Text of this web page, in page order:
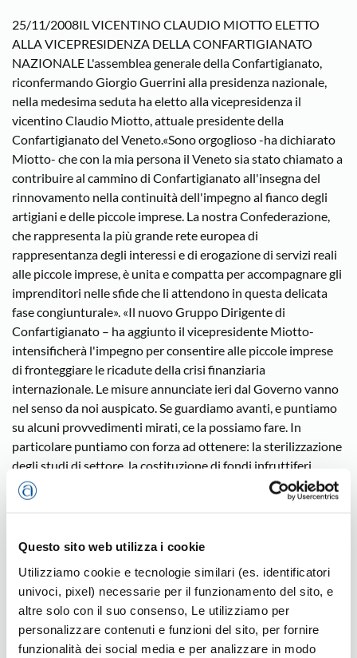
Questo sito web utilizza i cookie
Utilizziamo cookie e tecnologie similari (es. identificatori
univoci, pixel) necessarie per il funzionamento del sito, e
altre solo con il suo consenso, Le utilizziamo per
personalizzare contenuti e funzioni del sito, per fornire
funzionalità dei social media e per analizzare in modo
25/11/2008IL VICENTINO CLAUDIO MIOTTO ELETTO
ALLA VICEPRESIDENZA DELLA CONFARTIGIANATO
NAZIONALE L'assemblea generale della Confartigianato,
riconfermando Giorgio Guerrini alla presidenza nazionale,
nella medesima seduta ha eletto alla vicepresidenza il
vicentino Claudio Miotto, attuale presidente della
Confartigianato del Veneto.«Sono orgoglioso -ha dichiarato
Miotto- che con la mia persona il Veneto sia stato chiamato a
contribuire al cammino di Confartigianato all'insegna del
rinnovamento nella continuità dell'impegno al fianco degli
artigiani e delle piccole imprese. La nostra Confederazione,
che rappresenta la più grande rete europea di
rappresentanza degli interessi e di erogazione di servizi reali
alle piccole imprese, è unita e compatta per accompagnare gli
imprenditori nelle sfide che li attendono in questa delicata
fase congiunturale». «Il nuovo Gruppo Dirigente di
Confartigianato – ha aggiunto il vicepresidente Miotto-
intensificherà l'impegno per consentire alle piccole imprese
di fronteggiare le ricadute della crisi finanziaria
internazionale. Le misure annunciate ieri dal Governo vanno
nel senso da noi auspicato. Se guardiamo avanti, e puntiamo
su alcuni provvedimenti mirati, ce la possiamo fare. In
particolare puntiamo con forza ad ottenere: la sterilizzazione
degli studi di settore, la costituzione di fondi infruttiferi
presso le banche per l'abbattimento dei tassi di interesse e
l'estensione alla cigs a tutti i settori dell'artigianato».53 anni,
laboratorio odontotecnico.Iscritto all'Associazione Artigiani
Novanta inizia il suo percorso come dirigente di categoria
assumendo nel 1992 la presidenza provinciale del settore
Arti Ausiliarie Sanitarie (carica che manterrà sino al 2008)
diventandone anche presidente regionale in seno alla